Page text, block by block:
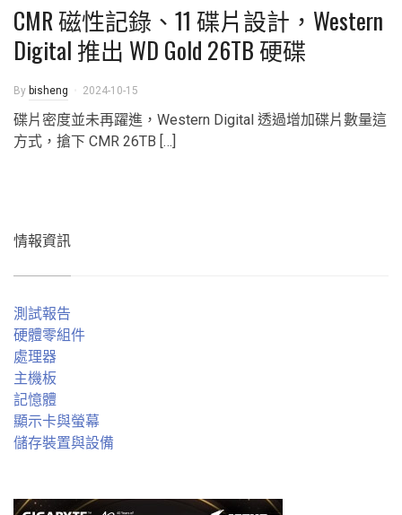
CMR 磁性記錄、11 碟片設計，Western
Digital 推出 WD Gold 26TB 硬碟
By bisheng 2024-10-15
碟片密度並未再躍進，Western Digital 透過增加碟片數量這
方式，搶下 CMR 26TB […]
情報資訊
測試報告
硬體零組件
處理器
主機板
記憶體
顯示卡與螢幕
儲存裝置與設備